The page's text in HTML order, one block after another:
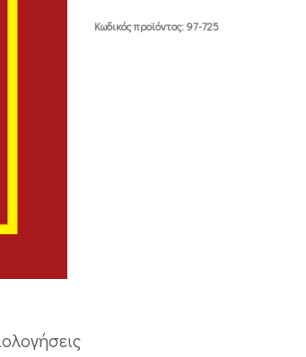
Κωδικός προϊόντος:97-725